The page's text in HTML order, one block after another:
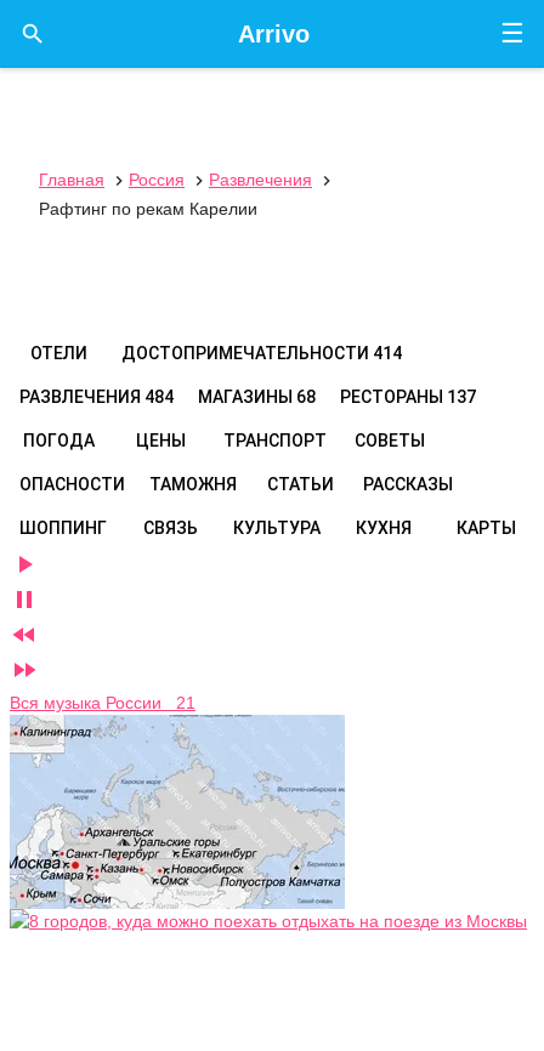
☰
Arrivo

Главная  Россия  Развлечения

Рафтинг по рекам Карелии
ОТЕЛИ ДОСТОПРИМЕЧАТЕЛЬНОСТИ 414
РАЗВЛЕЧЕНИЯ 484 МАГАЗИНЫ 68 РЕСТОРАНЫ 137
ПОГОДА ЦЕНЫ ТРАНСПОРТ СОВЕТЫ
ОПАСНОСТИ ТАМОЖНЯ СТАТЬИ РАССКАЗЫ
ШОППИНГ СВЯЗЬ КУЛЬТУРА КУХНЯ КАРТЫ




Вся музыка России 21